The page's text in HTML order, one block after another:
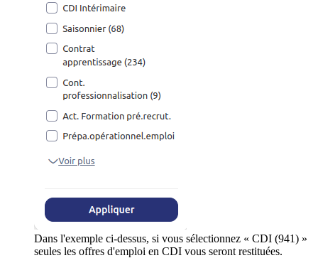
Dans l'exemple ci-dessus, si vous sélectionnez « CDI (941) »
seules les offres d'emploi en CDI vous seront restituées.